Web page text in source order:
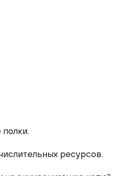
ресурсов.